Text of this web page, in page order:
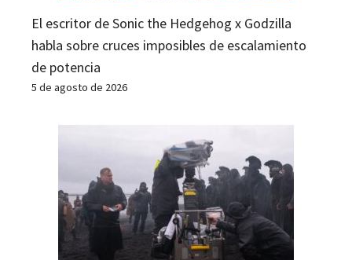
El escritor de Sonic the Hedgehog x Godzilla
habla sobre cruces imposibles de escalamiento
de potencia
5 de agosto de 2026